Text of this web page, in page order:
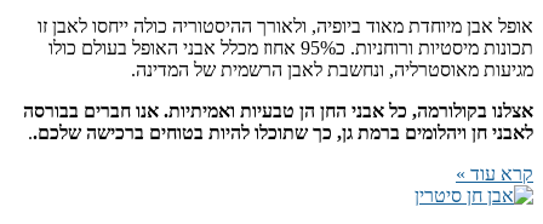
אופל אבן מיוחדת מאוד ביופיה, ולאורך ההיסטוריה כולה ייחסו לאבן זו
תכונות מיסטיות ורוחניות. כ95% אחוז מכלל אבני האופל בעולם כולו
מגיעות מאוסטרליה, ונחשבת לאבן הרשמית של המדינה.
אצלנו בקולורמה, כל אבני החן הן טבעיות ואמיתיות. אנו חברים בבורסה
לאבני חן ויהלומים ברמת גן, כך שתוכלו להיות בטוחים ברכישה שלכם..
קרא עוד »